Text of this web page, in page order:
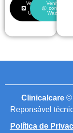
Venha
Uber
Venha
com
Waze
Clinicalcare ©
Reponsável
Política de